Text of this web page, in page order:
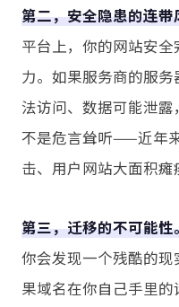
第二，安全隐患的连带
平台上，你的网站安
力。如果服务商的服
法访问、数据可能泄
不是危言耸听——近年
击、用户网站大面积瘫
第三，迁移的不可能性
你会发现一个残酷的
果域名在你自己手里